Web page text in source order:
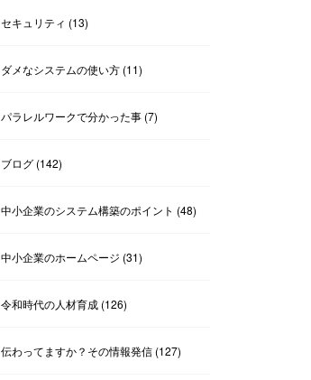
セキュリティ (13)
ダメなシステムの使い方(11)
パラレルワークで分かった事(7)
ブログ(142)
中小企業のシステム構築のポイント (48)
中小企業のホームページ (31)
令和時代の人材育成(126)
伝わってますか？その情報発信(127)